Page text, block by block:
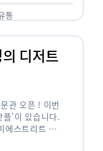
통
디저트
관 오픈 ! 이번
’이 있습니다.
에스트리트 분